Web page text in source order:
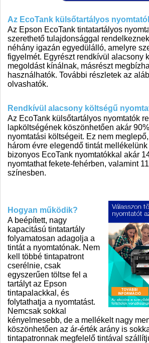
Az EcoTank külsőtartályos
Az Epson EcoTank tintatartályos
szerethető tulajdonsággal
néhány igazán egyedülálló, amelyre
figyelmét. Egyrészt rendkívül alacsony
megoldást kínálnak, másrészt
használhatók. További részletek az
olvashatók.
Rendkívül alacsony költségű
Az EcoTank külsőtartályos nyomtatók
lapköltségének köszönhetően akár
nyomtatási költségeit. Ez nem
három évre elegendő tintát
bizonyos EcoTank nyomtatókkal akár
nyomtathat fekete-fehérben, valamint
színesben.
Hogyan működik?
A beépített, nagy
kapacitású tintatartály
folyamatosan adagolja a
tintát a nyomtatónak. Nem
kell többé tintapatront
cserélnie, csak
egyszerűen töltse fel a
tartályt az Epson
tintapalackkal, és
folytathatja a nyomtatást.
Nemcsak sokkal
kényelmesebb, de a mellékelt nagy
köszönhetően az ár-érték arány is
tintapatronnak megfelelő tintával